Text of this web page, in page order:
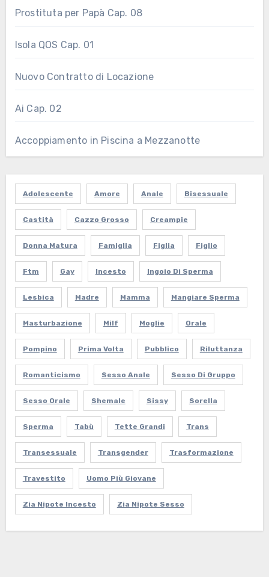
Prostituta per Papà Cap. 08
Isola QOS Cap. 01
Nuovo Contratto di Locazione
Ai Cap. 02
Accoppiamento in Piscina a Mezzanotte
Adolescente Amore Anale Bisessuale
Castità Cazzo Grosso Creampie
Donna Matura Famiglia Figlia Figlio
Ftm Gay Incesto Ingoio Di Sperma
Lesbica Madre Mamma Mangiare Sperma
Masturbazione Milf Moglie Orale
Pompino Prima Volta Pubblico Riluttanza
Romanticismo Sesso Anale Sesso Di Gruppo
Sesso Orale Shemale Sissy Sorella
Sperma Tabù Tette Grandi Trans
Transessuale Transgender Trasformazione
Travestito Uomo Più Giovane
Zia Nipote Incesto Zia Nipote Sesso